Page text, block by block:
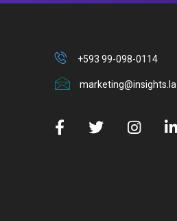
+593 99-098-0114
marketing@insights.la